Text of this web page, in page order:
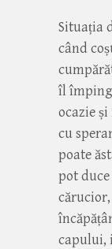
Situația
când
îl
ocazie
cu
poate
pot
capului,